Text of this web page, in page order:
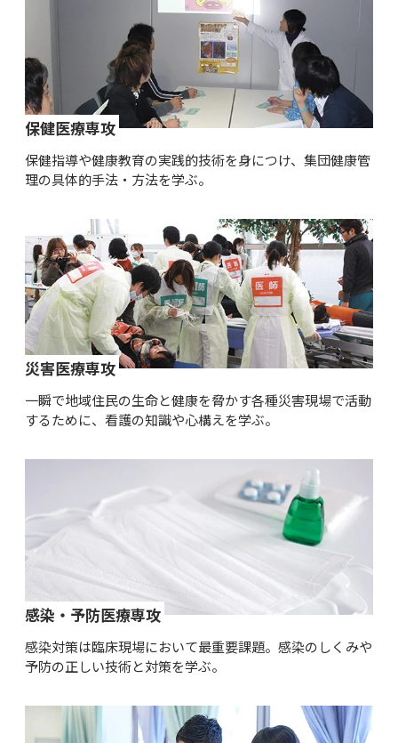
保健医療専攻
保健指導や健康教育の実践的技術を身につけ、集団健康管
理の具体的手法・方法を学ぶ。
災害医療専攻
一瞬で地域住民の生命と健康を脅かす各種災害現場で活動
するために、看護の知識や心構えを学ぶ。
感染・予防医療専攻
感染対策は臨床現場において最重要課題。感染のしくみや
予防の正しい技術と対策を学ぶ。